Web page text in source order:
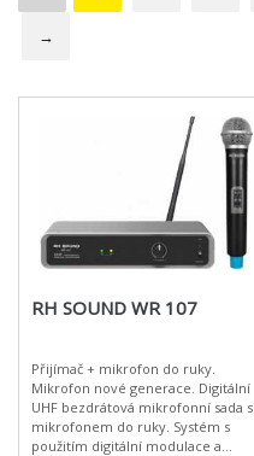
→
RH SOUND WR 107
Přijímač + mikrofon do ruky.
Mikrofon nové generace. Digitální
UHF bezdrátová mikrofonní sada s
mikrofonem do ruky. Systém s
použitím digitální modulace a